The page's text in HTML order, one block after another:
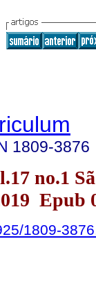
1809-3876
no.1
Epub
1809-